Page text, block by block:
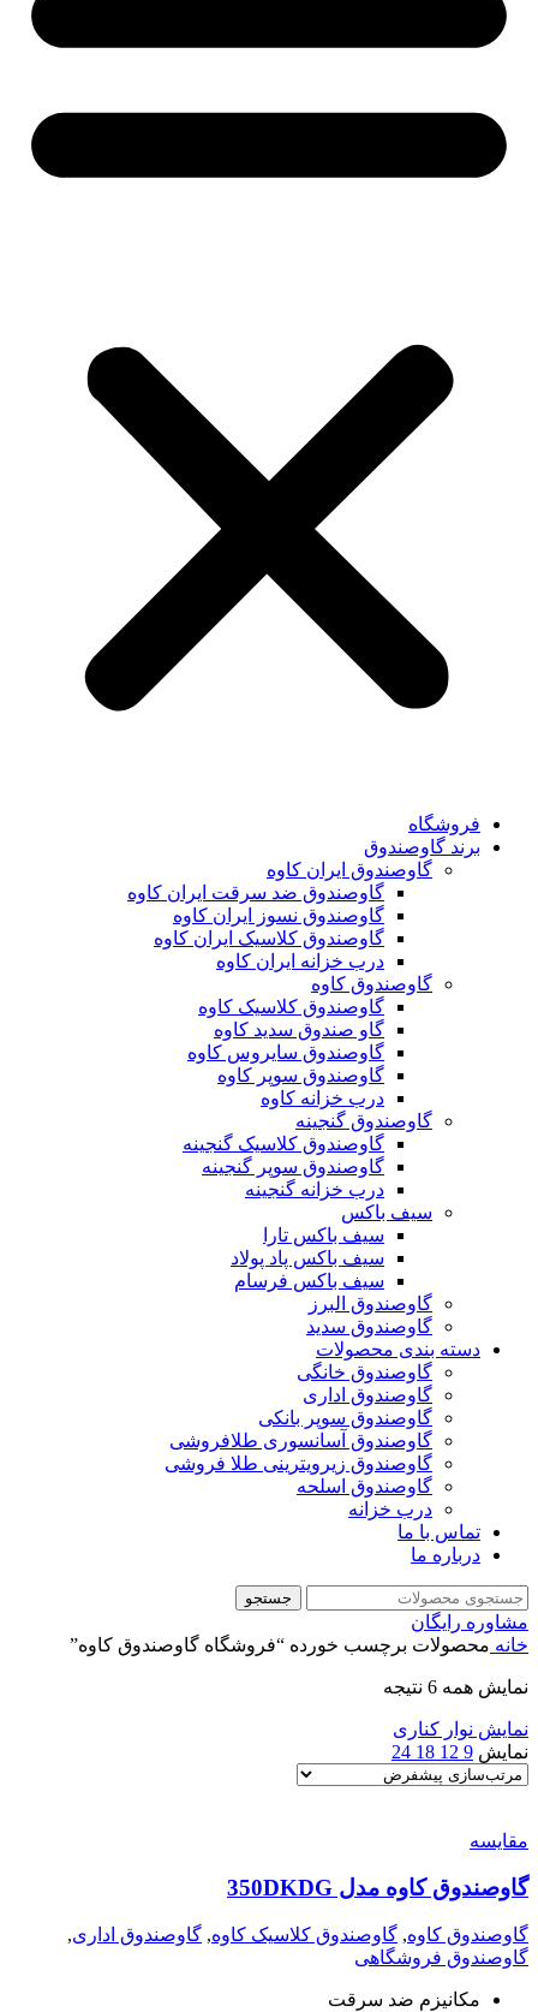
فروشگاه
برند گاوصندوق
گاوصندوق ایران کاوه
گاوصندوق ضد سرقت ایران کاوه
گاوصندوق نسوز ایران کاوه
گاوصندوق کلاسیک ایران کاوه
درب خزانه ایران کاوه
گاوصندوق کاوه
گاوصندوق کلاسیک کاوه
گاو صندوق سدید کاوه
گاوصندوق سایروس کاوه
گاوصندوق سوپر کاوه
درب خزانه کاوه
گاوصندوق گنجینه
گاوصندوق کلاسیک گنجینه
گاوصندوق سوپر گنجینه
درب خزانه گنجینه
سیف باکس
سیف باکس تارا
سیف باکس پاد پولاد
سیف باکس فرسام
گاوصندوق البرز
گاوصندوق سدید
دسته بندی محصولات
گاوصندوق خانگی
گاوصندوق اداری
گاوصندوق سوپر بانکی
گاوصندوق آسانسوری طلافروشی
گاوصندوق زیرویترینی طلا فروشی
گاوصندوق اسلحه
درب خزانه
تماس با ما
درباره ما
جستجو
مشاوره رایگان
خانه محصولات برچسب خورده “فروشگاه گاوصندوق کاوه”
نمایش همه 6 نتیجه
نمایش نوار کناری
نمایش 9
12
18
24
مقايسه
گاوصندوق کاوه مدل 350DKDG
گاوصندوق کاوه, گاوصندوق کلاسیک کاوه, گاوصندوق اداری,
گاوصندوق فروشگاهی
مکانیزم ضد سرقت